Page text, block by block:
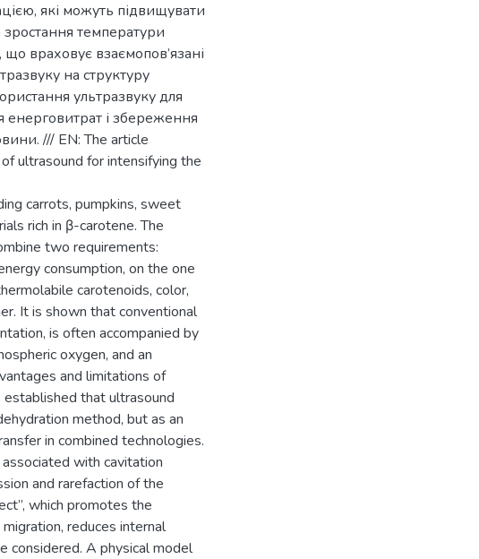
які можуть підвищувати
зростання температури
враховує взаємопов’язані
на структуру
ультразвуку для
енерговитрат і збереження
/// EN: The article
ultrasound for intensifying the
carrots, pumpkins, sweet
rich in β-carotene. The
two requirements:
consumption, on the one
carotenoids, color,
It is shown that conventional
is often accompanied by
oxygen, and an
and limitations of
established that ultrasound
method, but as an
in combined technologies.
with cavitation
and rarefaction of the
which promotes the
reduces internal
considered. A physical model